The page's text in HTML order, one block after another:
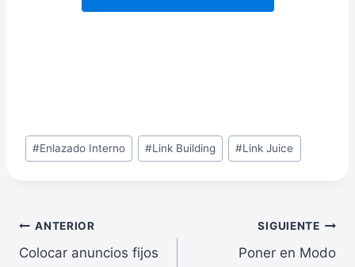
Etiquetas
de
#Enlazado Interno #Link Building #Link Juice
Navegación
ANTERIOR
Colocar anuncios fijos
SIGUIENTE
Poner en Modo